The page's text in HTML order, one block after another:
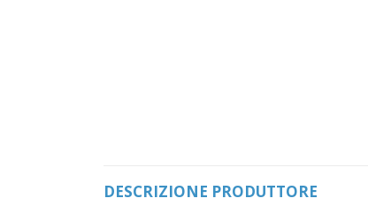
DESCRIZIONE PRODUTTORE